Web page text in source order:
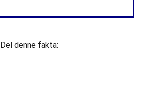
Del denne fakta: